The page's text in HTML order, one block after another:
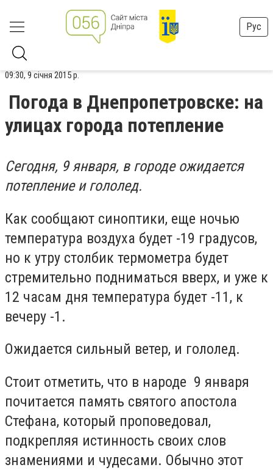
Рус
09:30, 9 січня 2015 р.
Погода в Днепропетровске: на
улицах города потепление
Сегодня, 9 января, в городе ожидается
потепление и гололед.
Как сообщают синоптики, еще ночью
температура воздуха будет -19 градусов,
но к утру столбик термометра будет
стремительно подниматься вверх, и уже к
12 часам дня температура будет -11, к
вечеру -1.
Ожидается сильный ветер, и гололед.
Стоит отметить, что в народе 9 января
почитается память святого апостола
Стефана, который проповедовал,
подкрепляя истинность своих слов
знамениями и чудесами. Обычно этот